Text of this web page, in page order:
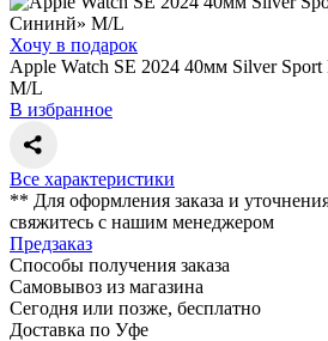
Хочу в подарок
Apple Watch SE 2024 40мм Silver
M/L
В избранное
Все характеристики
** Для оформления заказа и
свяжитесь с нашим менеджером
Предзаказ
Способы получения заказа
Самовывоз из магазина
Сегодня или позже, бесплатно
Доставка по Уфе